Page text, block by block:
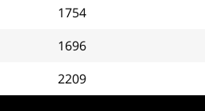
1754
1696
2209